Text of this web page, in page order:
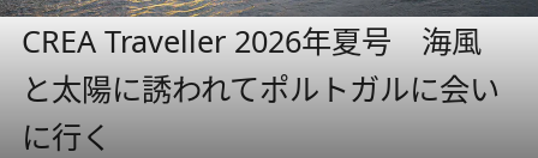
CREA Traveller 2026年夏号 海風
と太陽に誘われてポルトガルに会い
に行く